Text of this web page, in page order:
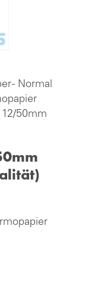
- Normal
50mm